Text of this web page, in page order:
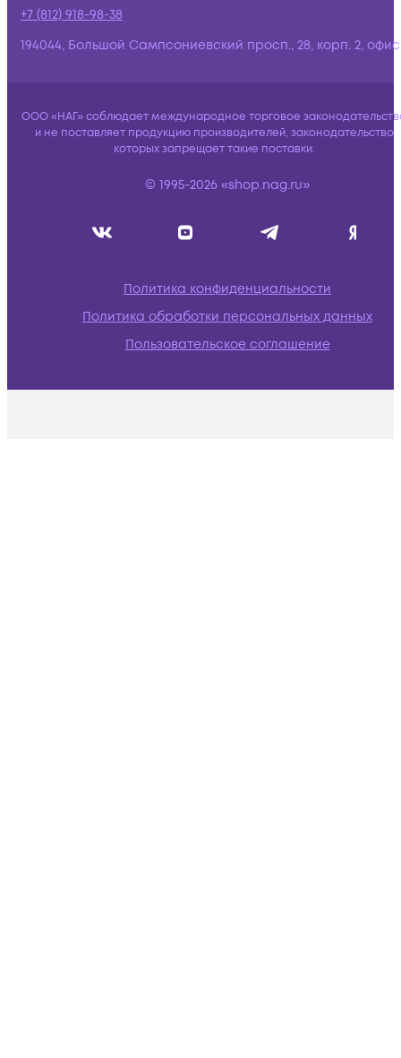
+7 (812) 918-98-38
194044, Большой Сампсониевский просп., 28, корп. 2,
ООО «НАГ» соблюдает международное торговое
и не поставляет продукцию производителей, законодательство
которых запрещает такие поставки.
© 1995-2026 «shop.nag.ru»
Политика конфиденциальности
Политика обработки персональных данных
Пользовательское соглашение